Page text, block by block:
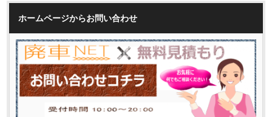
ホームページからお問い合わせ